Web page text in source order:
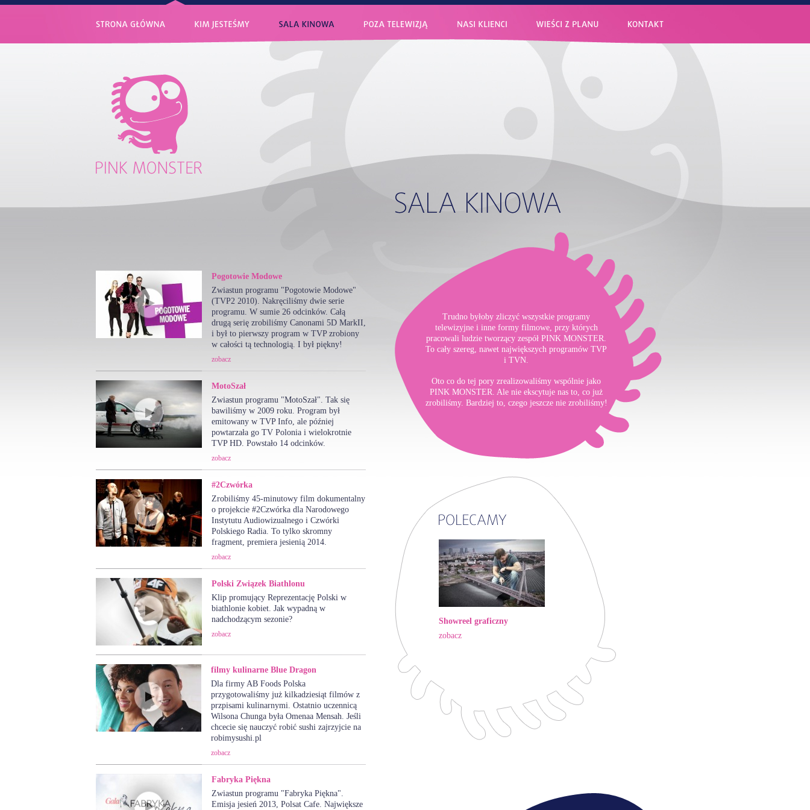
Pogotowie Modowe
Zwiastun programu "Pogotowie Modowe"
(TVP2 2010). Nakręciliśmy dwie serie
programu. W sumie 26 odcinków. Całą
drugą serię zrobiliśmy Canonami 5D MarkII,
i był to pierwszy program w TVP zrobiony
w całości tą technologią. I był piękny!
zobacz
MotoSzał
Zwiastun programu "MotoSzał". Tak się
bawiliśmy w 2009 roku. Program był
emitowany w TVP Info, ale później
powtarzała go TV Polonia i wielokrotnie
TVP HD. Powstało 14 odcinków.
zobacz
#2Czwórka
Zrobiliśmy 45-minutowy film dokumentalny
o projekcie #2Czwórka dla Narodowego
Instytutu Audiowizualnego i Czwórki
Polskiego Radia. To tylko skromny
fragment, premiera jesienią 2014.
zobacz
Polski Związek Biathlonu
Klip promujący Reprezentację Polski w
biathlonie kobiet. Jak wypadną w
nadchodzącym sezonie?
zobacz
filmy kulinarne Blue Dragon
Dla firmy AB Foods Polska
przygotowaliśmy już kilkadziesiąt filmów z
przpisami kulinarnymi. Ostatnio uczennicą
Wilsona Chunga była Omenaa Mensah. Jeśli
chcecie się nauczyć robić sushi zajrzyjcie na
robimysushi.pl
zobacz
Fabryka Piękna
Zwiastun programu "Fabryka Piękna".
Emisja jesień 2013, Polsat Cafe. Największe
Trudno byłoby zliczyć wszystkie programy
telewizyjne i inne formy filmowe, przy których
pracowali ludzie tworzący zespół PINK MONSTER.
To cały szereg, nawet największych programów TVP
i TVN.
Oto co do tej pory zrealizowaliśmy wspólnie jako
PINK MONSTER. Ale nie ekscytuje nas to, co już
zrobiliśmy. Bardziej to, czego jeszcze nie zrobiliśmy!
Showreel graficzny
zobacz